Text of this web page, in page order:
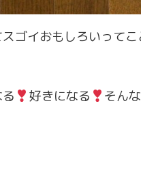
ゴイおもしろいってこ
好きになる
そん